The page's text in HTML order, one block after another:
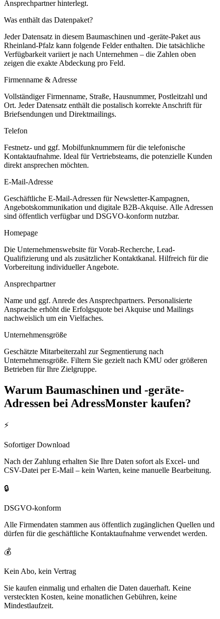
Ansprechpartner hinterlegt.
Was enthält das Datenpaket?
Jeder Datensatz in diesem Baumaschinen und -geräte-Paket aus
Rheinland-Pfalz kann folgende Felder enthalten. Die tatsächliche
Verfügbarkeit variiert je nach Unternehmen – die Zahlen oben
zeigen die exakte Abdeckung pro Feld.
Firmenname & Adresse
Vollständiger Firmenname, Straße, Hausnummer, Postleitzahl und
Ort. Jeder Datensatz enthält die postalisch korrekte Anschrift für
Briefsendungen und Direktmailings.
Telefon
Festnetz- und ggf. Mobilfunknummern für die telefonische
Kontaktaufnahme. Ideal für Vertriebsteams, die potenzielle Kunden
direkt ansprechen möchten.
E-Mail-Adresse
Geschäftliche E-Mail-Adressen für Newsletter-Kampagnen,
Angebotskommunikation und digitale B2B-Akquise. Alle Adressen
sind öffentlich verfügbar und DSGVO-konform nutzbar.
Homepage
Die Unternehmenswebsite für Vorab-Recherche, Lead-
Qualifizierung und als zusätzlicher Kontaktkanal. Hilfreich für die
Vorbereitung individueller Angebote.
Ansprechpartner
Name und ggf. Anrede des Ansprechpartners. Personalisierte
Ansprache erhöht die Erfolgsquote bei Akquise und Mailings
nachweislich um ein Vielfaches.
Unternehmensgröße
Geschätzte Mitarbeiterzahl zur Segmentierung nach
Unternehmensgröße. Filtern Sie gezielt nach KMU oder größeren
Betrieben für Ihre Zielgruppe.
Warum Baumaschinen und -geräte-
Adressen bei AdressMonster kaufen?
⚡
Sofortiger Download
Nach der Zahlung erhalten Sie Ihre Daten sofort als Excel- und
CSV-Datei per E-Mail – kein Warten, keine manuelle Bearbeitung.
🔒
DSGVO-konform
Alle Firmendaten stammen aus öffentlich zugänglichen Quellen und
dürfen für die geschäftliche Kontaktaufnahme verwendet werden.
💰
Kein Abo, kein Vertrag
Sie kaufen einmalig und erhalten die Daten dauerhaft. Keine
versteckten Kosten, keine monatlichen Gebühren, keine
Mindestlaufzeit.